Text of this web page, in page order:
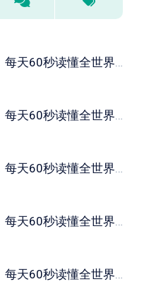
05月08日新闻早报，每天60秒读懂全世界！
04月29日新闻早报，每天60秒读懂全世界！
04月25日新闻早报，每天60秒读懂全世界！
04月23日新闻早报，每天60秒读懂全世界！
04月21日新闻早报，每天60秒读懂全世界！